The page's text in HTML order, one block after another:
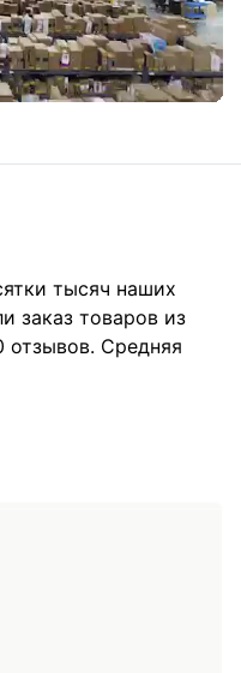
тысяч наших
заказ товаров из
отзывов. Средняя